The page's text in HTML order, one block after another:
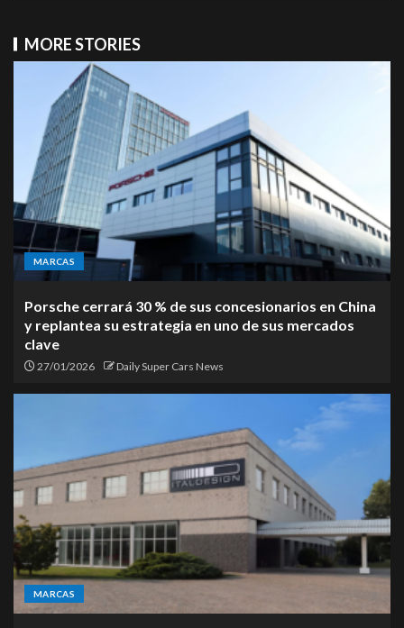
MORE STORIES
MARCAS
Porsche cerrará 30 % de sus concesionarios en China
y replantea su estrategia en uno de sus mercados
clave
27/01/2026 Daily Super Cars News
MARCAS